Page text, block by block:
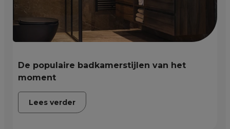
De populaire badkamerstijlen van het
moment
Lees verder